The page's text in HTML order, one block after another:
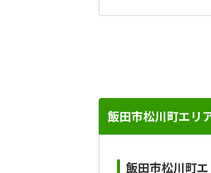
飯田市松川町エリ
飯田市松川町